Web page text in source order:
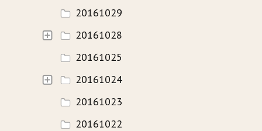
20161029
20161028
20161025
20161024
20161023
20161022